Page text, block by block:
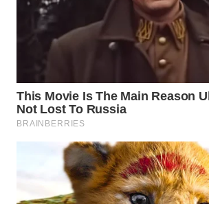
WN
LIKUPANG
WN
LABUANBAJO
BORNEO